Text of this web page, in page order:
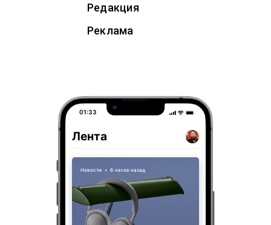
Редакция
Реклама
01:33
Лента
Новости • 6 часов назад